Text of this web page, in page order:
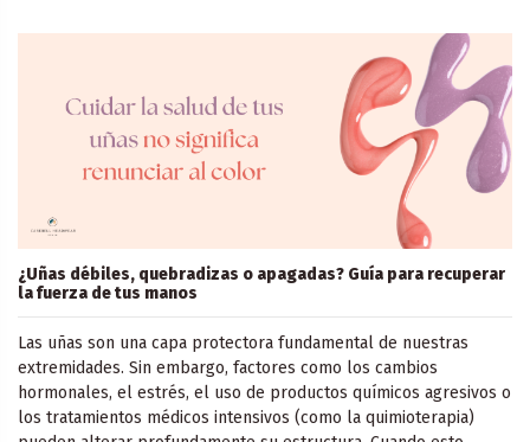
¿Uñas débiles, quebradizas o apagadas? Guía para recuperar
la fuerza de tus manos
Las uñas son una capa protectora fundamental de nuestras
extremidades. Sin embargo, factores como los cambios
hormonales, el estrés, el uso de productos químicos agresivos o
los tratamientos médicos intensivos (como la quimioterapia)